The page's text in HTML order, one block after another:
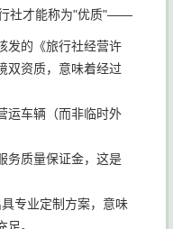
待、全
国协
同、研
业
富、灵
由、导
年轻自
客
社才能称为"优质"——
发的《旅行社经营许
双资质，意味着经过
运车辆（而非临时外
务质量保证金，这是
专业定制方案，意味